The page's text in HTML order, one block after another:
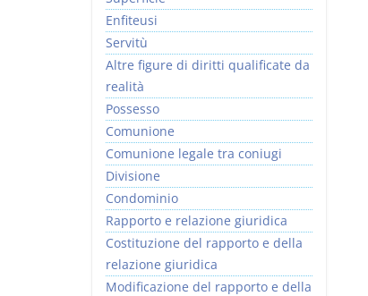
Enfiteusi
Servitù
Altre figure di diritti qualificate da
realità
Possesso
Comunione
Comunione legale tra coniugi
Divisione
Condominio
Rapporto e relazione giuridica
Costituzione del rapporto e della
relazione giuridica
Modificazione del rapporto e della